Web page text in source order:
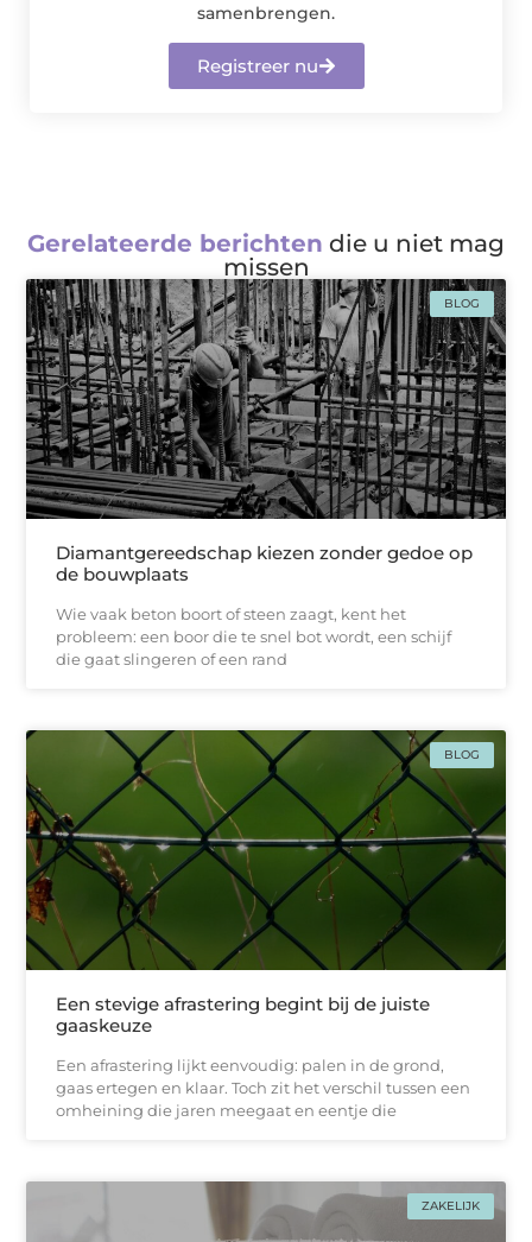
samenbrengen.
Registreer nu
Gerelateerde berichten die u niet mag
missen
BLOG
Diamantgereedschap kiezen zonder gedoe op
de bouwplaats
Wie vaak beton boort of steen zaagt, kent het
probleem: een boor die te snel bot wordt, een schijf
die gaat slingeren of een rand
BLOG
Een stevige afrastering begint bij de juiste
gaaskeuze
Een afrastering lijkt eenvoudig: palen in de grond,
gaas ertegen en klaar. Toch zit het verschil tussen een
omheining die jaren meegaat en eentje die
ZAKELIJK